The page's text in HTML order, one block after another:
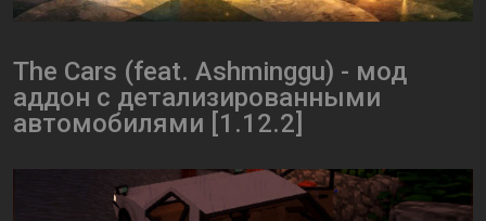
The Саrs (feat. Аshminggu) - мод
аддон с детализированными
автомобилями [1.12.2]